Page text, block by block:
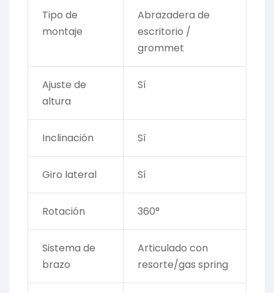
Tipo de
montaje
Abrazadera de
escritorio /
grommet
Ajuste de
altura
Sí
Inclinación Sí
Giro lateral Sí
Rotación 360°
Sistema de
brazo
Articulado con
resorte/gas spring